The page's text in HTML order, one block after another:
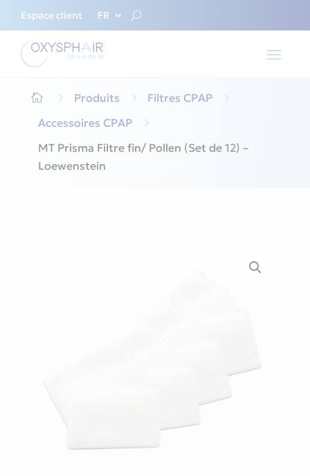
Espace client FR
 5 Produits 5 Filtres CPAP
5
Accessoires CPAP
5
MT Prisma Filtre fin/ Pollen (Set de 12) –
Loewenstein